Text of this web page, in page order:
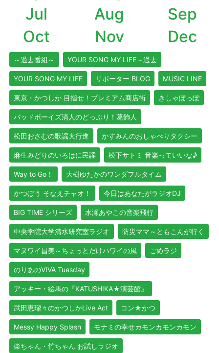
Jul
Aug
Sep
Oct
Nov Dec
～過去番組～ YOUR SONG MY LIFE～過去
YOUR SONG MY LIFE リポーター BLOG MUSIC LINE
東京・かつしか 目指せ！プレミアム商店街 きしゃぽっぽ
バッドボーイズ清人のどっぷり！葛飾人
松田おさむの歌謡大行進 かすみんのおしゃべりタクシー
麻生みどりのいろはに民謡 松下サトミ 音楽っていいな♪
Way to Go！ 大樹ゆたかのワンダフルタイム
かつぼう そなえチャオ！ 今日はあなたがラジオDJ
BIG TIME シリーズ 水瀬あやこの音楽飛行
中央学院大学清水研究室ラジオ 防災ママ～ともこんが行く
マヌワイ昌美～ちょっとだけハワイの風 ごめラジ
のりあのVIVA Tuesday
アッキー・絵馬の『KATUSHIKA★演芸館』
武田恵瑠々のかつしかLive Act コン★かつ
Messy Happy Splash モナミの幸せカモンカモンカモン
柴ちゃん・竹ちゃん お試しラジオ